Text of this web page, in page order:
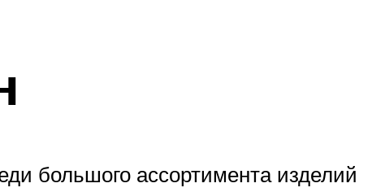
большого ассортимента изделий